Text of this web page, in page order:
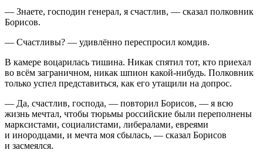
— Знаете, господин генерал, я счастлив, — сказал полковник
Борисов.
— Счастливы? — удивлённо переспросил комдив.
В камере воцарилась тишина. Никак спятил тот, кто приехал
во всём заграничном, никак шпион какой-нибудь. Полковник
только успел представиться, как его утащили на допрос.
— Да, счастлив, господа, — повторил Борисов, — я всю
жизнь мечтал, чтобы тюрьмы российские были переполнены
марксистами, социалистами, либералами, евреями
и инородцами, и мечта моя сбылась, — сказал Борисов
и засмеялся.